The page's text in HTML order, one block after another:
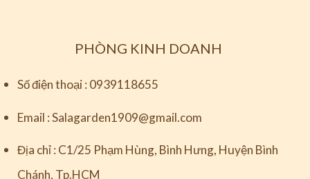
PHÒNG KINH DOANH
Số điện thoại : 0939118655
Email :Salagarden1909@gmail.com
Địa chỉ : C1/25 Phạm Hùng, Bình Hưng, Huyện Bình
Chánh, Tp.HCM